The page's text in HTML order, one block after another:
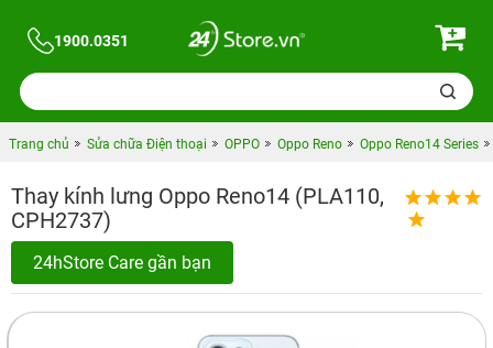
1900.0351
Trang chủ Sửa chữa Điện thoại OPPO Oppo Reno Oppo Reno14 Series
Thay kính lưng Oppo Reno14 (PLA110,
CPH2737)
24hStore Care gần bạn